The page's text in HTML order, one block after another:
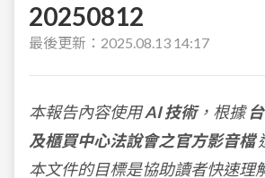
20250812
最後更新： 2025.08.13 14:17
本報告內容使用AI 技術，根據
及櫃買中心法說會之官方影音檔
本文件的目標是協助讀者快速理